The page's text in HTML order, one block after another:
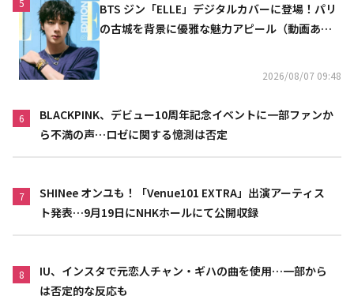
5
BTS ジン「ELLE」デジタルカバーに登場！パリ
の古城を背景に優雅な魅力アピール（動画あ
2026/08/07 09:48
6
BLACKPINK、デビュー10周年記念イベントに一部ファンか
ら不満の声…ロゼに関する憶測は否定
7
SHINee オンユも！「Venue101 EXTRA」出演アーティス
ト発表…9月19日にNHKホールにて公開収録
8
IU、インスタで元恋人チャン・ギハの曲を使用…一部から
は否定的な反応も